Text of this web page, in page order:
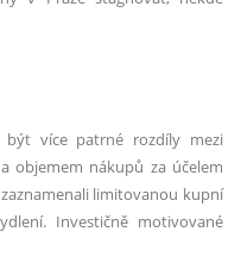
být více patrné rozdíly mezi
objemem nákupů za účelem
limitovanou kupní
Investičně motivované